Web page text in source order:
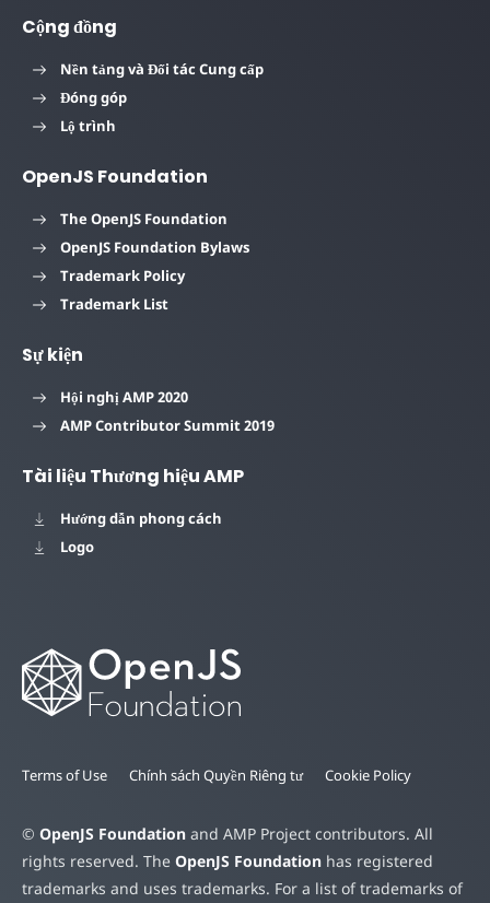
Cộng đồng
Nền tảng và Đối tác Cung cấp
Đóng góp
Lộ trình
OpenJS Foundation
The OpenJS Foundation
OpenJS Foundation Bylaws
Trademark Policy
Trademark List
Sự kiện
Hội nghị AMP 2020
AMP Contributor Summit 2019
Tài liệu Thương hiệu AMP
Hướng dẫn phong cách
Logo
Terms of Use Chính sách Quyền Riêng tư Cookie Policy
© OpenJS Foundation and AMP Project contributors. All
rights reserved. The OpenJS Foundation has registered
trademarks and uses trademarks. For a list of trademarks of